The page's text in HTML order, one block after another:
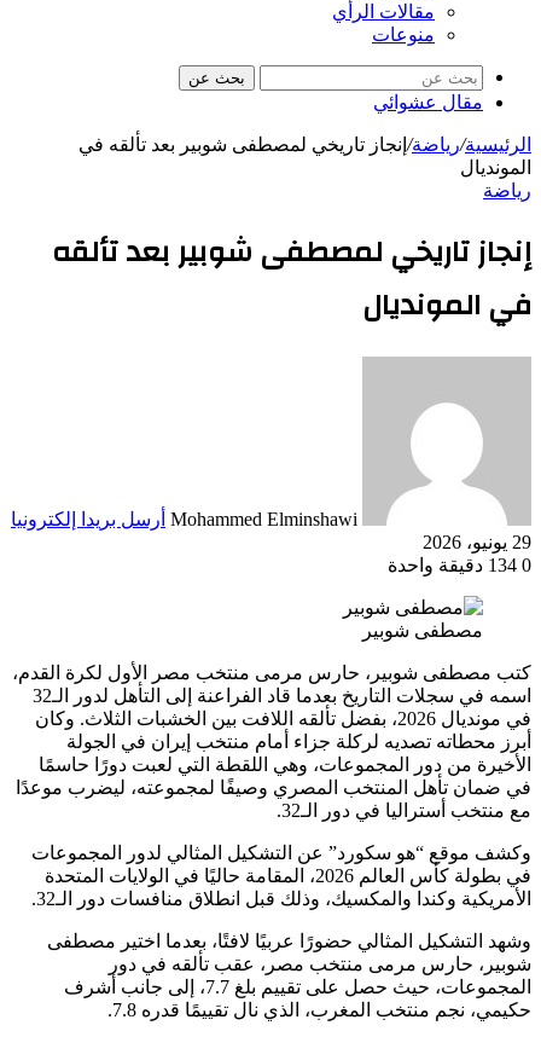
مقالات الرأي
منوعات
بحث عن
مقال عشوائي
الرئيسية/رياضة/ إنجاز تاريخي لمصطفى شوبير بعد تألقه في
المونديال
رياضة
إنجاز تاريخي لمصطفى شوبير بعد تألقه
في المونديال
Mohammed Elminshawi أرسل بريدا إلكترونيا
29 يونيو، 2026
0
دقيقة واحدة
مصطفى شوبير
كتب مصطفى شوبير، حارس مرمى منتخب مصر الأول لكرة القدم،
اسمه في سجلات التاريخ بعدما قاد الفراعنة إلى التأهل لدور الـ32
في مونديال 2026، بفضل تألقه اللافت بين الخشبات الثلاث. وكان
أبرز محطاته تصديه لركلة جزاء أمام منتخب إيران في الجولة
الأخيرة من دور المجموعات، وهي اللقطة التي لعبت دورًا حاسمًا
في ضمان تأهل المنتخب المصري وصيفًا لمجموعته، ليضرب موعدًا
مع منتخب أستراليا في دور الـ32.
وكشف موقع “هو سكورد” عن التشكيل المثالي لدور المجموعات
في بطولة كأس العالم 2026، المقامة حاليًا في الولايات المتحدة
الأمريكية وكندا والمكسيك، وذلك قبل انطلاق منافسات دور الـ32.
وشهد التشكيل المثالي حضورًا عربيًا لافتًا، بعدما اختير مصطفى
شوبير، حارس مرمى منتخب مصر، عقب تألقه في دور
المجموعات، حيث حصل على تقييم بلغ 7.7، إلى جانب أشرف
حكيمي، نجم منتخب المغرب، الذي نال تقييمًا قدره 7.8.